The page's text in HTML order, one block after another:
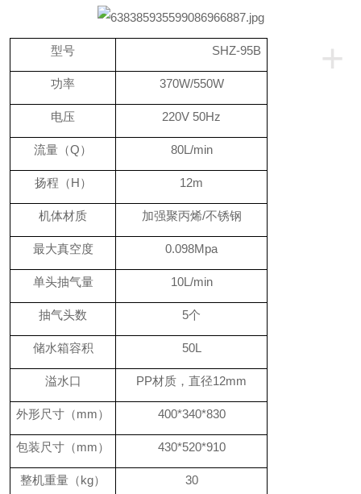
+
型号 SHZ-95B
功率 370W/550W
电压 220V 50Hz
流量（Q） 80L/min
扬程（H） 12m
机体材质 加强聚丙烯/不锈钢
最大真空度 0.098Mpa
单头抽气量 10L/min
抽气头数 5个
储水箱容积 50L
溢水口 PP材质，直径12mm
外形尺寸（mm） 400*340*830
包装尺寸（mm） 430*520*910
整机重量（kg） 30